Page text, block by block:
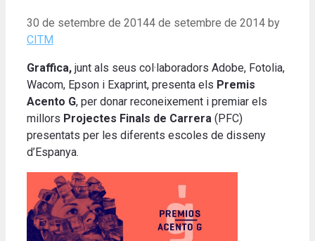
30 de setembre de 20144 de setembre de 2014 by
CITM
Graffica, junt als seus col·laboradors Adobe, Fotolia,
Wacom, Epson i Exaprint, presenta els Premis
Acento G, per donar reconeixement i premiar els
millors Projectes Finals de Carrera (PFC)
presentats per les diferents escoles de disseny
d’Espanya.